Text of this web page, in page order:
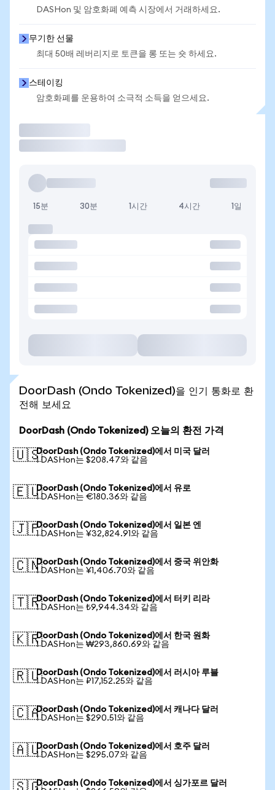
DASHon 및 암호화폐 예측 시장에서 거래하세요.
무기한 선물
최대 50배 레버리지로 토큰을 롱 또는 숏 하세요.
스테이킹
암호화폐를 운용하여 소극적 소득을 얻으세요.
15분 30분 1시간 4시간 1일
DoorDash (Ondo Tokenized)을 인기 통화로 환
전해 보세요
DoorDash (Ondo Tokenized) 오늘의 환전 가격
🇺🇸DoorDash (Ondo Tokenized)에서 미국 달러
1 DASHon는 $208.47와 같음
🇪🇺DoorDash (Ondo Tokenized)에서 유로
1 DASHon는 €180.36와 같음
🇯🇵DoorDash (Ondo Tokenized)에서 일본 엔
1 DASHon는 ¥32,824.91와 같음
🇨🇳DoorDash (Ondo Tokenized)에서 중국 위안화
1 DASHon는 ¥1,406.70와 같음
🇹🇷DoorDash (Ondo Tokenized)에서 터키 리라
1 DASHon는 ₺9,944.34와 같음
🇰🇷DoorDash (Ondo Tokenized)에서 한국 원화
1 DASHon는 ₩293,860.69와 같음
🇷🇺DoorDash (Ondo Tokenized)에서 러시아 루블
1 DASHon는 ₽17,152.25와 같음
🇨🇦DoorDash (Ondo Tokenized)에서 캐나다 달러
1 DASHon는 $290.51와 같음
🇦🇺DoorDash (Ondo Tokenized)에서 호주 달러
1 DASHon는 $295.07와 같음
DoorDash (Ondo Tokenized)에서 싱가포르 달러